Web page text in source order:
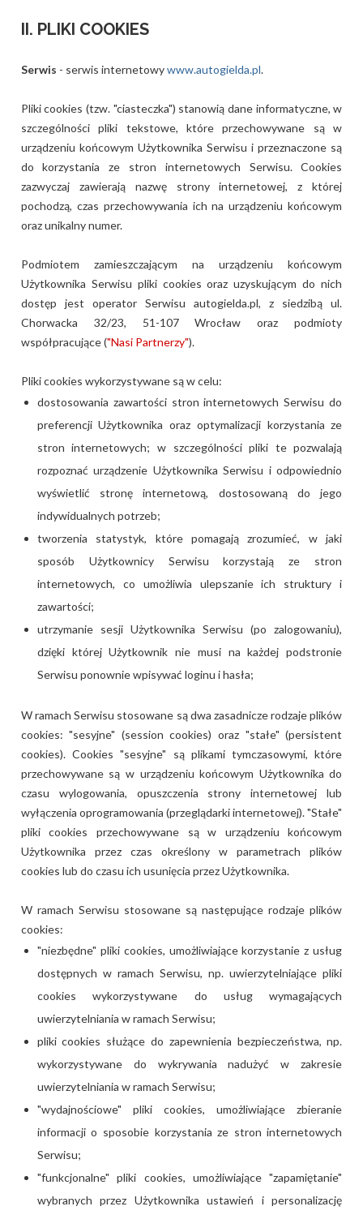
II. PLIKI COOKIES
Serwis - serwis internetowywww.autogielda.pl.
Pliki cookies (tzw. "ciasteczka") stanowią dane informatyczne, w
szczególności pliki tekstowe, które przechowywane są w
urządzeniu końcowym Użytkownika Serwisu i przeznaczone są
do korzystania ze stron internetowych Serwisu. Cookies
zazwyczaj zawierają nazwę strony internetowej, z której
pochodzą, czas przechowywania ich na urządzeniu końcowym
oraz unikalny numer.
Podmiotem zamieszczającym na urządzeniu końcowym
Użytkownika Serwisu pliki cookies oraz uzyskującym do nich
dostęp jest operator Serwisu autogielda.pl, z siedzibą ul.
Chorwacka 32/23, 51-107 Wrocław oraz podmioty
współpracujące ("Nasi Partnerzy").
Pliki cookies wykorzystywane są w celu:
dostosowania zawartości stron internetowych Serwisu do
preferencji Użytkownika oraz optymalizacji korzystania ze
stron internetowych; w szczególności pliki te pozwalają
rozpoznać urządzenie Użytkownika Serwisu i odpowiednio
wyświetlić stronę internetową, dostosowaną do jego
indywidualnych potrzeb;
tworzenia statystyk, które pomagają zrozumieć, w jaki
sposób Użytkownicy Serwisu korzystają ze stron
internetowych, co umożliwia ulepszanie ich struktury i
zawartości;
utrzymanie sesji Użytkownika Serwisu (po zalogowaniu),
dzięki której Użytkownik nie musi na każdej podstronie
Serwisu ponownie wpisywać loginu i hasła;
W ramach Serwisu stosowane są dwa zasadnicze rodzaje plików
cookies: "sesyjne" (session cookies) oraz "stałe" (persistent
cookies). Cookies "sesyjne" są plikami tymczasowymi, które
przechowywane są w urządzeniu końcowym Użytkownika do
czasu wylogowania, opuszczenia strony internetowej lub
wyłączenia oprogramowania (przeglądarki internetowej). "Stałe"
pliki cookies przechowywane są w urządzeniu końcowym
Użytkownika przez czas określony w parametrach plików
cookies lub do czasu ich usunięcia przez Użytkownika.
W ramach Serwisu stosowane są następujące rodzaje plików
cookies:
"niezbędne" pliki cookies, umożliwiające korzystanie z usług
dostępnych w ramach Serwisu, np. uwierzytelniające pliki
cookies wykorzystywane do usług wymagających
uwierzytelniania w ramach Serwisu;
pliki cookies służące do zapewnienia bezpieczeństwa, np.
wykorzystywane do wykrywania nadużyć w zakresie
uwierzytelniania w ramach Serwisu;
"wydajnościowe" pliki cookies, umożliwiające zbieranie
informacji o sposobie korzystania ze stron internetowych
Serwisu;
"funkcjonalne" pliki cookies, umożliwiające "zapamiętanie"
wybranych przez Użytkownika ustawień i personalizację